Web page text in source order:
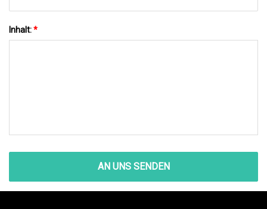
Inhalt:*
AN UNS SENDEN